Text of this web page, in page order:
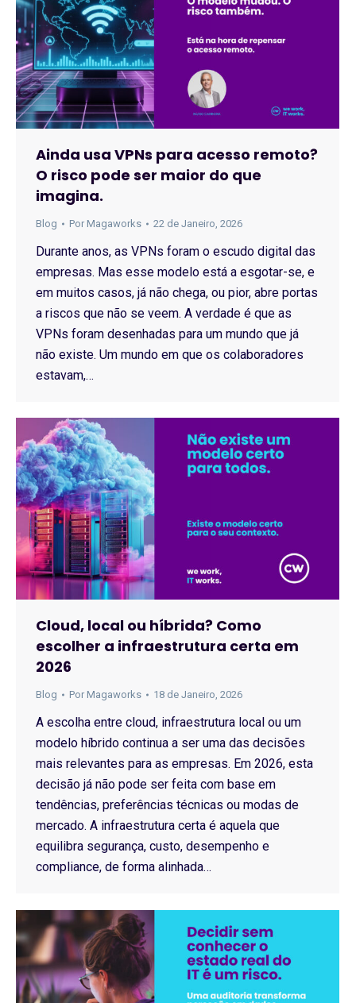
Ainda usa VPNs para acesso remoto?
O risco pode ser maior do que
imagina.
Blog Por Magaworks 22 de Janeiro, 2026
Durante anos, as VPNs foram o escudo digital das
empresas. Mas esse modelo está a esgotar-se, e
em muitos casos, já não chega, ou pior, abre portas
a riscos que não se veem. A verdade é que as
VPNs foram desenhadas para um mundo que já
não existe. Um mundo em que os colaboradores
estavam,…
Cloud, local ou híbrida? Como
escolher a infraestrutura certa em
2026
Blog Por Magaworks 18 de Janeiro, 2026
A escolha entre cloud, infraestrutura local ou um
modelo híbrido continua a ser uma das decisões
mais relevantes para as empresas. Em 2026, esta
decisão já não pode ser feita com base em
tendências, preferências técnicas ou modas de
mercado. A infraestrutura certa é aquela que
equilibra segurança, custo, desempenho e
compliance, de forma alinhada…